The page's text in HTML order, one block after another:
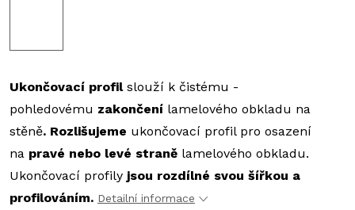
Ukončovací profil slouží k čistému -
pohledovému zakončení lamelového obkladu na
stěně. Rozlišujeme ukončovací profil pro osazení
na pravé nebo levé straně lamelového obkladu.
Ukončovací profily jsou rozdílné svou šířkou a
profilováním. Detailní informace